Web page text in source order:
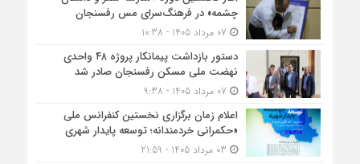
چشمه» در فرهنگ‌سرای مس رفسنجان
دستور بازداشت پیمانکار پروژه ۴۸ واحدی
نهضت ملی مسکن رفسنجان صادر شد
اعلام زمان برگزاری نخستین کنفرانس ملی
«حکمرانی خردمندانه؛ توسعه پایدار شهری